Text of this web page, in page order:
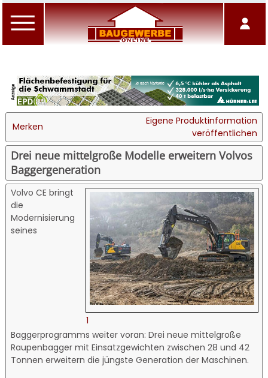
Merken
Eigene Produktinformation
veröffentlichen
Drei neue mittelgroße Modelle erweitern Volvos
Baggergeneration
1
Volvo CE bringt
die
Modernisierung
seines
Baggerprogramms weiter voran: Drei neue mittelgroße
Raupenbagger mit Einsatzgewichten zwischen 28 und 42
Tonnen erweitern die jüngste Generation der Maschinen.